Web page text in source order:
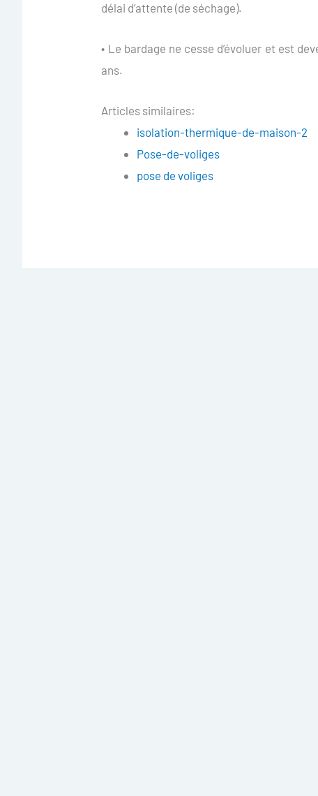
délai d’attente (de séchage).
• Le bardage ne cesse d’évoluer et est
ans.
Articles similaires:
isolation-thermique-de-maison-2
Pose-de-voliges
pose de voliges